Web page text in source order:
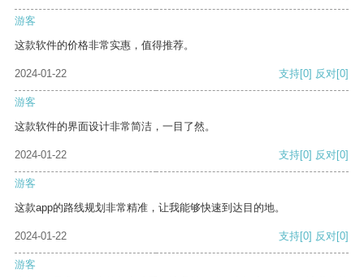
游客
这款软件的价格非常实惠，值得推荐。
2024-01-22 支持[0] 反对[0]
游客
这款软件的界面设计非常简洁，一目了然。
2024-01-22 支持[0] 反对[0]
游客
这款app的路线规划非常精准，让我能够快速到达目的地。
2024-01-22 支持[0] 反对[0]
游客